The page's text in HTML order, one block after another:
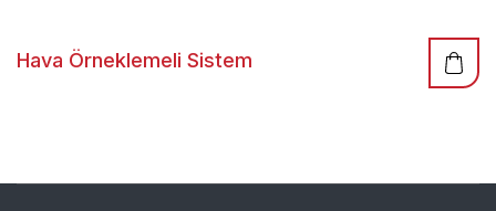
Hava Örneklemeli Sistem